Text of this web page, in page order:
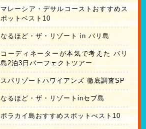
マレーシア・デサルコーストおすすめス
ポットベスト10
なるほど・ザ・リゾート in バリ島
コーディネーターが本気で考えた バリ
島2泊3日パーフェクトツアー
スパリゾートハワイアンズ 徹底調査SP
なるほど・ザ・リゾートinセブ島
ボラカイ島おすすめスポットべスト10